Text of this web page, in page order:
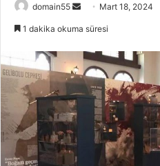
domain55
Bir
göndermek
Mart 18, 2024
1 dakika okuma süresi